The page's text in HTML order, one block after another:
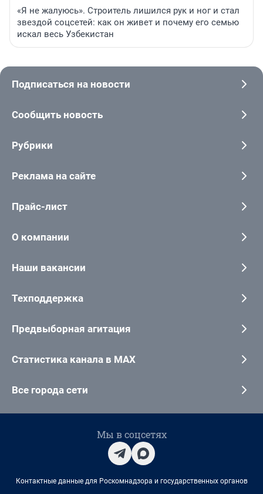
«Я не жалуюсь». Строитель лишился рук и ног и стал
звездой соцсетей: как он живет и почему его семью
искал весь Узбекистан
Подписаться на новости
Сообщить новость
Рубрики
Реклама на сайте
Прайс-лист
О компании
Наши вакансии
Техподдержка
Предвыборная агитация
Статистика канала в MAX
Все города сети
Мы в соцсетях
Контактные данные для Роскомнадзора и государственных органов